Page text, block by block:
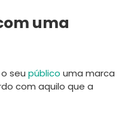
uma
seu público uma marca
com aquilo que a